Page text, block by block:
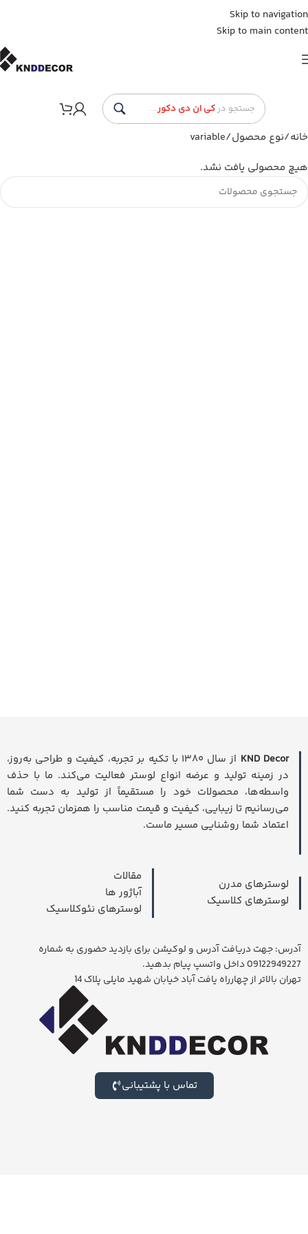
Skip to navigation
Skip to main content
جستجو در کی ان دی دکور...
خانه نوع محصول variable
هیچ محصولی یافت نشد.
KND Decor
از سال ۱۳۸۰ با تکیه بر تجربه، کیفیت و طراحی به‌روز،
در زمینه تولید و عرضه انواع لوستر فعالیت می‌کند. ما با حذف
واسطه‌ها، محصولات خود را مستقیماً از تولید به دست شما
می‌رسانیم تا زیبایی، کیفیت و قیمت مناسب را همزمان تجربه کنید.
اعتماد شما روشنایی مسیر ماست.
لوسترهای مدرن
لوسترهای کلاسیک
مقالات
آباژور ها
لوسترهای نئوکلاسیک
آدرس: جهت دریافت آدرس و لوکیشن برای بازدید حضوری به شماره
09122949227 داخل واتسپ پیام بدهید.
تهران بالاتر از چهارراه یافت آباد خیابان شهید مایلی پلاک 14
تماس با پشتیبانی